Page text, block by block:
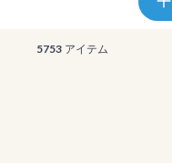
5753 アイテム